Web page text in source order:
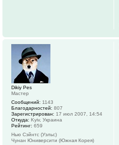
Dikiy Pes
Мастер
Сообщений: 1143
Благодарностей: 807
Зарегистрирован: 17 июл 2007, 14:54
Откуда: Kyiv, Украина
Рейтинг: 659
Нью Сэйнтс (Уэльс)
Чунан Юниверсити (Южная Корея)